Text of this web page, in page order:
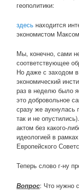
геополитики:
здесь находится
экономистом
Мы, конечно, сами
соответствующее
Но даже с заходом
экономический
раз в неделю было
это добровольное
сразу же аукнулась
так и не
актом без какого-
идеологией в
Европейского
Теперь слово г-ну
Вопрос: Что нужно